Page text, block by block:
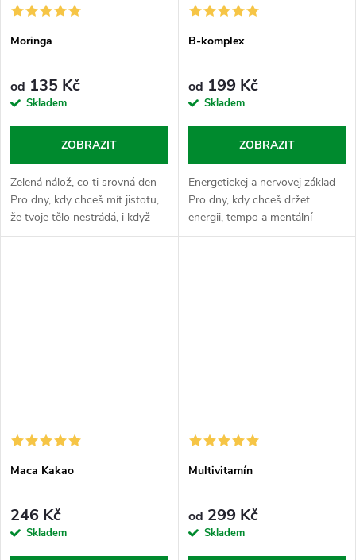
Moringa
od 135 Kč
Skladem
ZOBRAZIT
Zelená nálož, co ti srovná den
Pro dny, kdy chceš mít jistotu,
že tvoje tělo nestrádá, i když
zrovna nestíháš hlídat každou
B-komplex
od 199 Kč
Skladem
ZOBRAZIT
Energetickej a nervovej základ
Pro dny, kdy chceš držet
energii, tempo a mentální
stabilitu od rána do večera bez
Maca Kakao
246 Kč
Skladem
Multivitamín
od 299 Kč
Skladem